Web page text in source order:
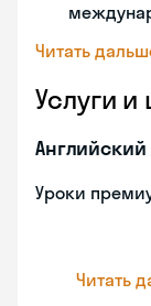
Читать
Услуги и
Уроки
Читать